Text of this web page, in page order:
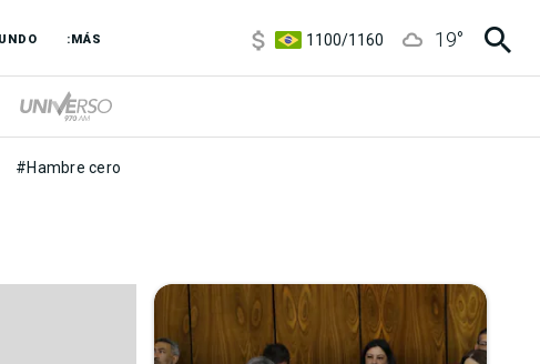
:MÁS
1100/1160
19°
#Hambre cero